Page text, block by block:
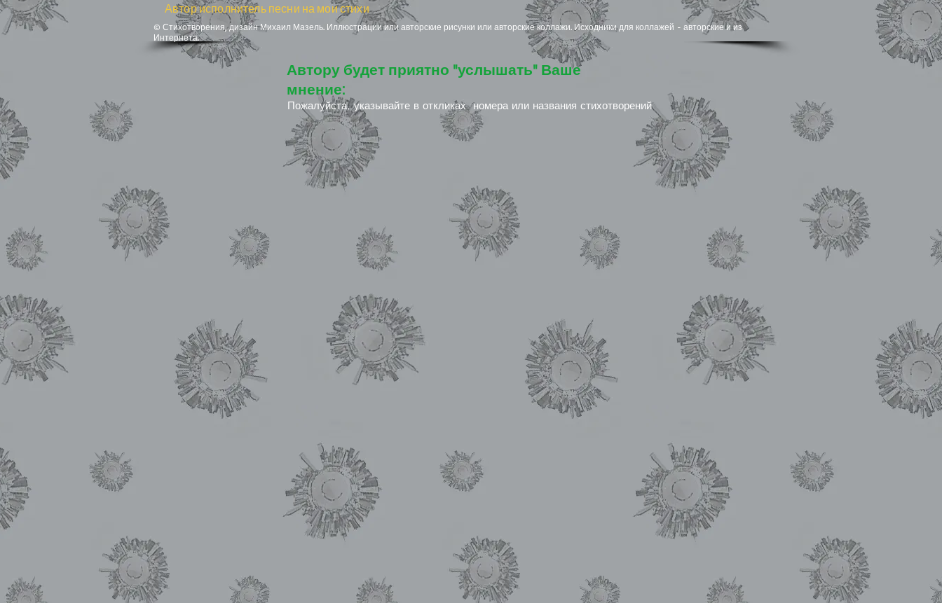
Автор исполнитель песни на мои стихи
© Стихотворения, дизайн Михаил Мазель. Иллюстрации или авторские рисунки или авторские коллажи. Исходники для коллажей - авторские и из
Интернета.
Автору будет приятно "услышать" Ваше
мнение:
Пожалуйста, указывайте в откликах номера или названия стихотворений